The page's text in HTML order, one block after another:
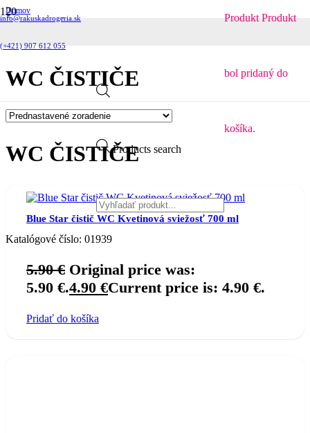
info@rakuskadrogeria.sk
(+421) 907 612 055
Products search
Produkt Produkt
bol pridaný do
košíka.
Domov
Čistiace prostriedky
WC čističe
WC ČISTIČE
WC ČISTIČE
Blue Star čistič WC Kvetinová sviežosť 700 ml
Katalógové číslo: 01939
5.90€ Original price was:
5.90 €.4.90 €Current price is: 4.90 €.
Pridať do košíka